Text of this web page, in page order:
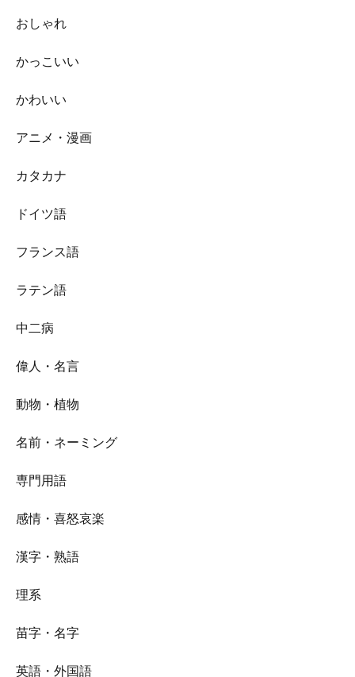
おしゃれ
かっこいい
かわいい
アニメ・漫画
カタカナ
ドイツ語
フランス語
ラテン語
中二病
偉人・名言
動物・植物
名前・ネーミング
専門用語
感情・喜怒哀楽
漢字・熟語
理系
苗字・名字
英語・外国語